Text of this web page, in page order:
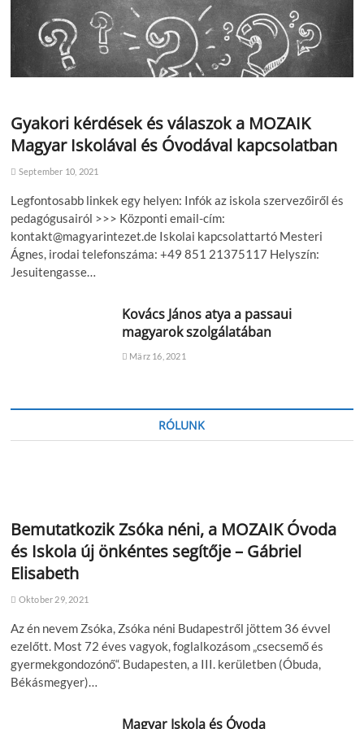
Gyakori kérdések és válaszok a MOZAIK
Magyar Iskolával és Óvodával kapcsolatban
September 10, 2021
Legfontosabb linkek egy helyen: Infók az iskola szervezőiről és
pedagógusairól >>> Központi email-cím:
kontakt@magyarintezet.de Iskolai kapcsolattartó Mesteri
Ágnes, irodai telefonszáma: +49 851 21375117 Helyszín:
Jesuitengasse…
Kovács János atya a passaui
magyarok szolgálatában
März 16, 2021
RÓLUNK
Bemutatkozik Zsóka néni, a MOZAIK Óvoda
és Iskola új önkéntes segítője – Gábriel
Elisabeth
Oktober 29, 2021
Az én nevem Zsóka, Zsóka néni Budapestről jöttem 36 évvel
ezelőtt. Most 72 éves vagyok, foglalkozásom „csecsemő és
gyermekgondozónő“. Budapesten, a III. kerületben (Óbuda,
Békásmegyer)…
Magyar Iskola és Óvoda